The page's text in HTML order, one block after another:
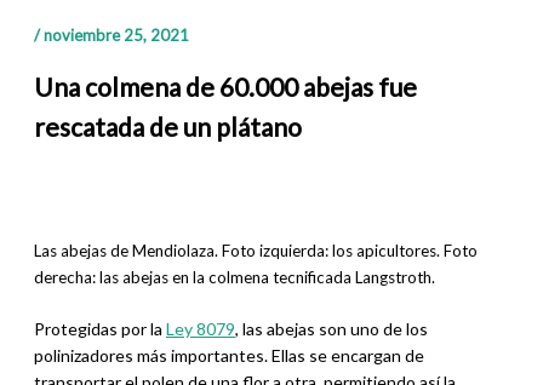
/noviembre 25, 2021
Una colmena de 60.000 abejas fue
rescatada de un plátano
Las abejas de Mendiolaza. Foto izquierda: los apicultores. Foto
derecha: las abejas en la colmena tecnificada Langstroth.
Protegidas por la Ley 8079, las abejas son uno de los
polinizadores más importantes. Ellas se encargan de